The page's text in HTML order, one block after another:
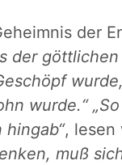
der
der
wurde.“
, lesen
muß